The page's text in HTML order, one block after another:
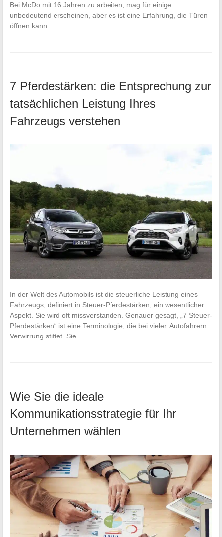
Bei McDo mit 16 Jahren zu arbeiten, mag für einige
unbedeutend erscheinen, aber es ist eine Erfahrung, die Türen
öffnen kann…
7 Pferdestärken: die Entsprechung zur
tatsächlichen Leistung Ihres
Fahrzeugs verstehen
In der Welt des Automobils ist die steuerliche Leistung eines
Fahrzeugs, definiert in Steuer-Pferdestärken, ein wesentlicher
Aspekt. Sie wird oft missverstanden. Genauer gesagt, „7 Steuer-
Pferdestärken“ ist eine Terminologie, die bei vielen Autofahrern
Verwirrung stiftet. Sie…
Wie Sie die ideale
Kommunikationsstrategie für Ihr
Unternehmen wählen